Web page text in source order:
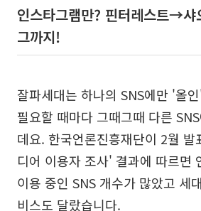
인스타그램만? 핀터레스트→샤
그까지!
잘파세대는 하나의 SNS에만 '올
필요할 때마다 그때그때 다른
데요. 한국언론진흥재단이 2월
디어 이용자 조사' 결과에 따르면
이용 중인 SNS 개수가 많았고 세
비스도 달랐습니다.